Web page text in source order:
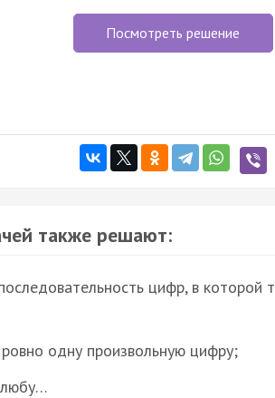
Посмотреть решение
также решают:
цифр, в которой
одну произвольную цифру;